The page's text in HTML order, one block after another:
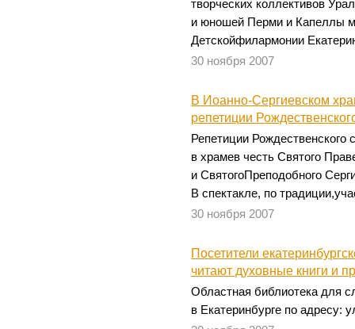
творческих коллективов
и юношей Перми и Капеллы
Детскойфилармонии
30 ноября 2007
В Иоанно-Сергиевском
репетиции
Репетиции Рождественского
в храмев честь Святого
и СвятогоПреподобного
В спектакле, по
30 ноября 2007
Посетители
читают духовные книги и
Областная библиотека для
в Екатеринбурге по адресу: